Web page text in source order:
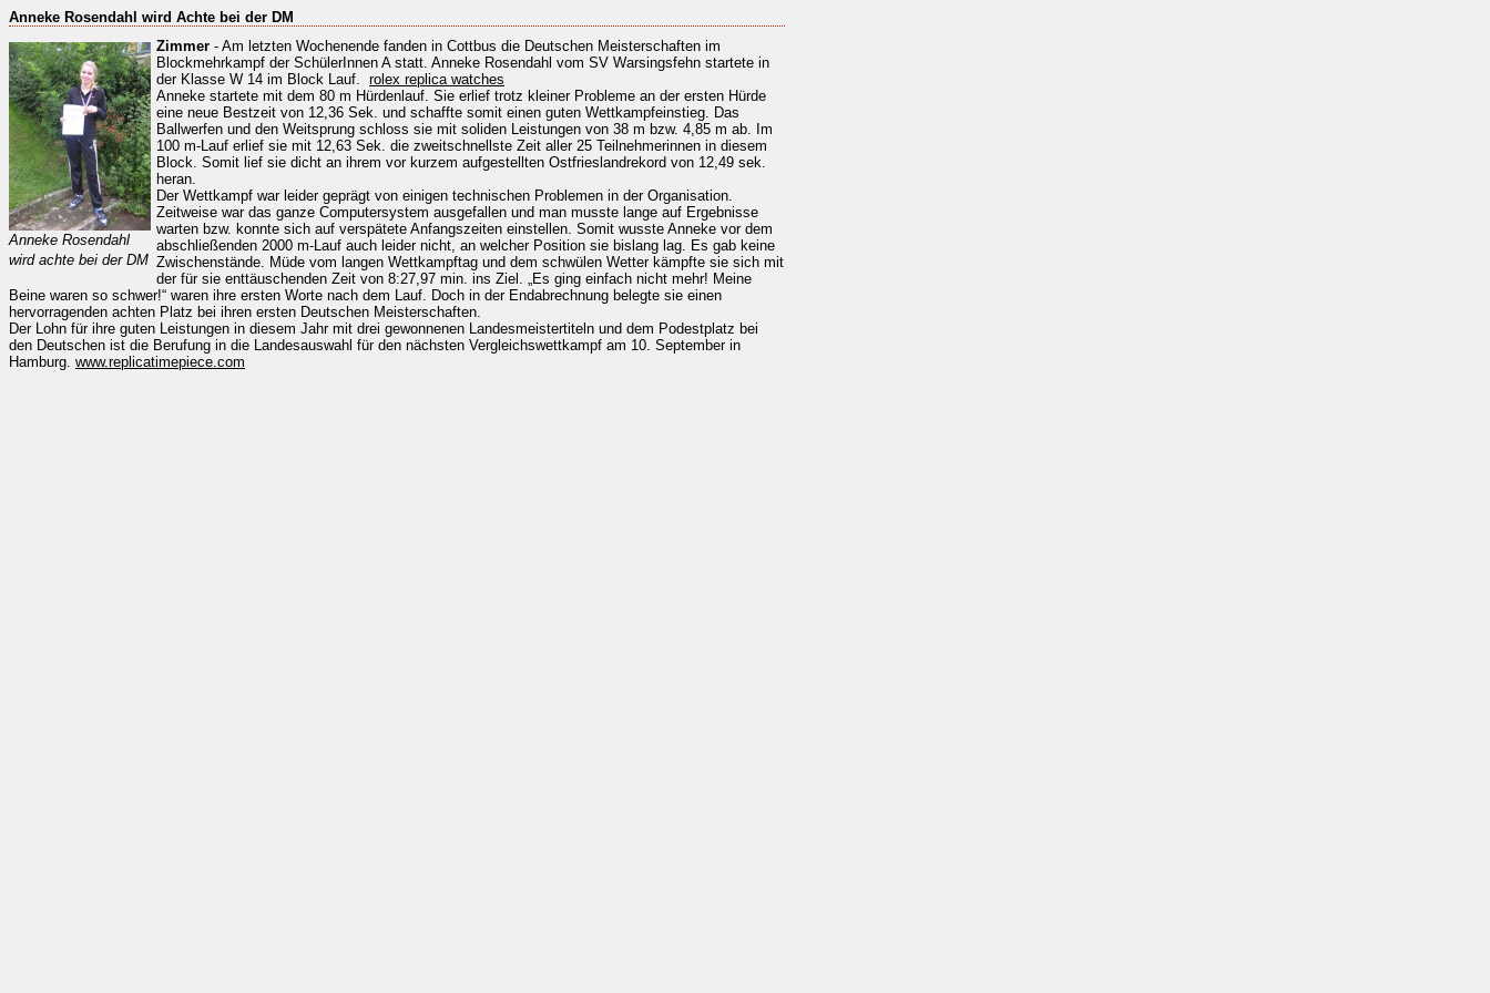
Anneke Rosendahl wird Achte bei der DM
Anneke Rosendahl
wird achte bei der DM
Zimmer - Am letzten Wochenende fanden in Cottbus die Deutschen Meisterschaften im
Blockmehrkampf der SchülerInnen A statt. Anneke Rosendahl vom SV Warsingsfehn startete in
der Klasse W 14 im Block Lauf. rolex replica watches
Anneke startete mit dem 80 m Hürdenlauf. Sie erlief trotz kleiner Probleme an der ersten Hürde
eine neue Bestzeit von 12,36 Sek. und schaffte somit einen guten Wettkampfeinstieg. Das
Ballwerfen und den Weitsprung schloss sie mit soliden Leistungen von 38 m bzw. 4,85 m ab. Im
100 m-Lauf erlief sie mit 12,63 Sek. die zweitschnellste Zeit aller 25 Teilnehmerinnen in diesem
Block. Somit lief sie dicht an ihrem vor kurzem aufgestellten Ostfrieslandrekord von 12,49 sek.
heran.
Der Wettkampf war leider geprägt von einigen technischen Problemen in der Organisation.
Zeitweise war das ganze Computersystem ausgefallen und man musste lange auf Ergebnisse
warten bzw. konnte sich auf verspätete Anfangszeiten einstellen. Somit wusste Anneke vor dem
abschließenden 2000 m-Lauf auch leider nicht, an welcher Position sie bislang lag. Es gab keine
Zwischenstände. Müde vom langen Wettkampftag und dem schwülen Wetter kämpfte sie sich mit
der für sie enttäuschenden Zeit von 8:27,97 min. ins Ziel. „Es ging einfach nicht mehr! Meine
Beine waren so schwer!“ waren ihre ersten Worte nach dem Lauf. Doch in der Endabrechnung belegte sie einen
hervorragenden achten Platz bei ihren ersten Deutschen Meisterschaften.
Der Lohn für ihre guten Leistungen in diesem Jahr mit drei gewonnenen Landesmeistertiteln und dem Podestplatz bei
den Deutschen ist die Berufung in die Landesauswahl für den nächsten Vergleichswettkampf am 10. September in
Hamburg. www.replicatimepiece.com